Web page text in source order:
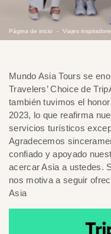
Página de inicio Viajes
Mundo Asia Tours se
Travelers’ Choice de
también tuvimos el
2023, lo que reafirma
servicios turísticos
Agradecemos
confiado y apoyado
acercar Asia a ustedes.
nos motiva a seguir
Asia